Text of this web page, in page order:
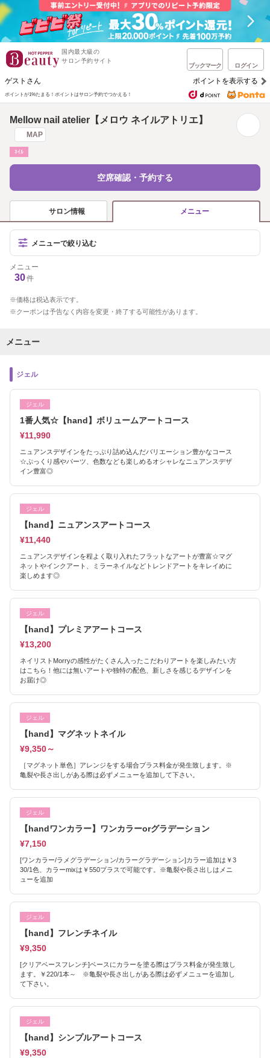
国内最大級の
サロン予約サイト
ブックマーク ログイン
ゲストさん ポイントを表示する
ポイントが1%たまる！ ポイントはサロン予約でつかえる！
Mellow nail atelier【メロウ ネイルアトリエ】
MAP
ﾈｲﾙ
空席確認・予約する
サロン情報 メニュー
メニューで絞り込む
メニュー
30件
価格は税込表示です。
クーポンは予告なく内容を変更・終了する可能性があります。
メニュー
ジェル
ジェル
1番人気☆【hand】ボリュームアートコース
¥11,990
ニュアンスデザインをたっぷり詰め込んだバリエーション豊かなコース
☆ぷっくり感やパーツ、色数なども楽しめるオシャレなニュアンスデザ
イン豊富◎
ジェル
【hand】ニュアンスアートコース
¥11,440
ニュアンスデザインを程よく取り入れたフラットなアートが豊富☆マグ
ネットやインクアート、ミラーネイルなどトレンドアートをキレイめに
楽しめます◎
ジェル
【hand】プレミアアートコース
¥13,200
ネイリストMorryの感性がたくさん入ったこだわりアートを楽しみたい方
はこちら！他には無いアートや独特の配色、新しさを感じるデザインを
お届け◎
ジェル
【hand】マグネットネイル
¥9,350～
［マグネット単色］アレンジをする場合プラス料金が発生致します。※
亀裂や長さ出しがある際は必ずメニューを追加して下さい。
ジェル
【handワンカラー】ワンカラーorグラデーション
¥7,150
[ワンカラー/ラメグラデーション/カラーグラデーション]カラー追加は￥3
30/1色、カラーmixは￥550プラスで可能です。※亀裂や長さ出しはメニ
ューを追加
ジェル
【hand】フレンチネイル
¥9,350
[クリアベースフレンチ]ベースにカラーを塗る際はプラス料金が発生致し
ます。￥220/1本～ ※亀裂や長さ出しがある際は必ずメニューを追加し
て下さい。
ジェル
【hand】シンプルアートコース
¥9,350